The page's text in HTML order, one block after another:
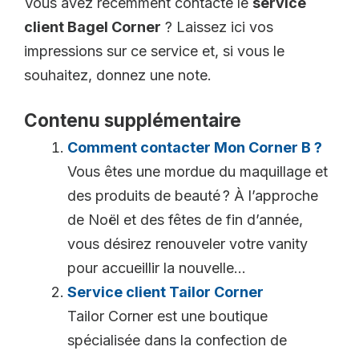
client Bagel Corner ? Laissez ici vos
impressions sur ce service et, si vous le
souhaitez, donnez une note.
Contenu supplémentaire
Comment contacter Mon Corner B ?
Vous êtes une mordue du maquillage et
des produits de beauté ? À l’approche
de Noël et des fêtes de fin d’année,
vous désirez renouveler votre vanity
pour accueillir la nouvelle...
Service client Tailor Corner
Tailor Corner est une boutique
spécialisée dans la confection de